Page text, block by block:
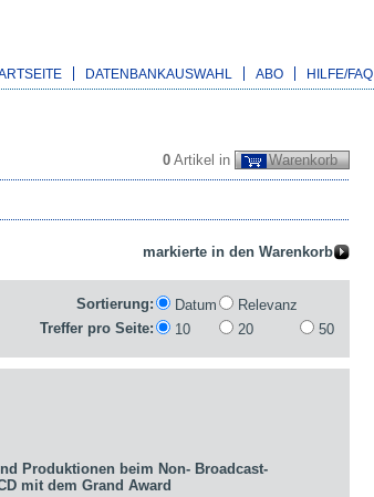
DATENBANKAUSWAHL ABO HILFE/FAQ
0 Artikel in Warenkorb
Sortierung: Datum
Relevanz
Treffer pro Seite:
10 20 50
Produktionen beim Non- Broadcast-
mit dem Grand Award